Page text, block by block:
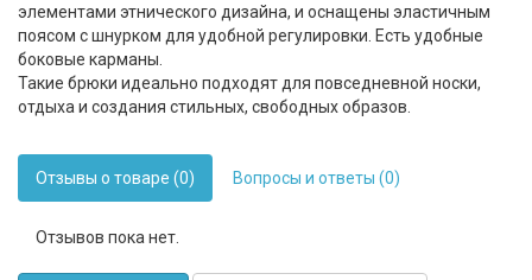
элементами этнического дизайна, и оснащены эластичным
поясом с шнурком для удобной регулировки. Есть удобные
боковые карманы.
Такие брюки идеально подходят для повседневной носки,
отдыха и создания стильных, свободных образов.
Отзывы о товаре (0) Вопросы и ответы (0)
Отзывов пока нет.